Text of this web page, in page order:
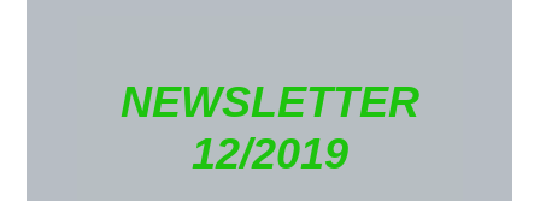
NEWSLETTER
12/2019